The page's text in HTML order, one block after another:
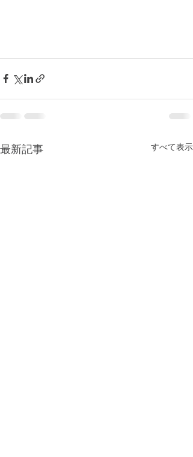
最新記事 すべて表示